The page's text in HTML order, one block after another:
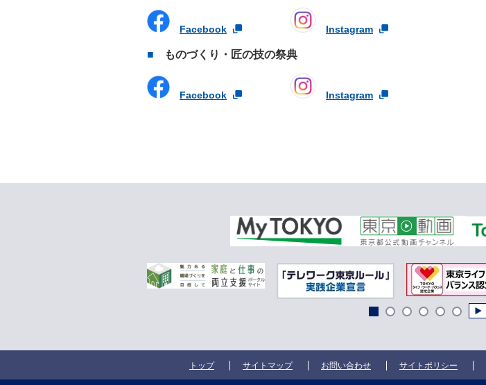
Facebook Instagram
ものづくり・匠の技の祭典
Facebook Instagram
トップ サイトマップ お問い合わせ サイトポリシー